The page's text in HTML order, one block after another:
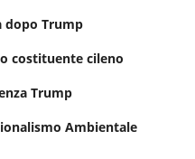
dopo Trump
costituente cileno
Trump
Ambientale